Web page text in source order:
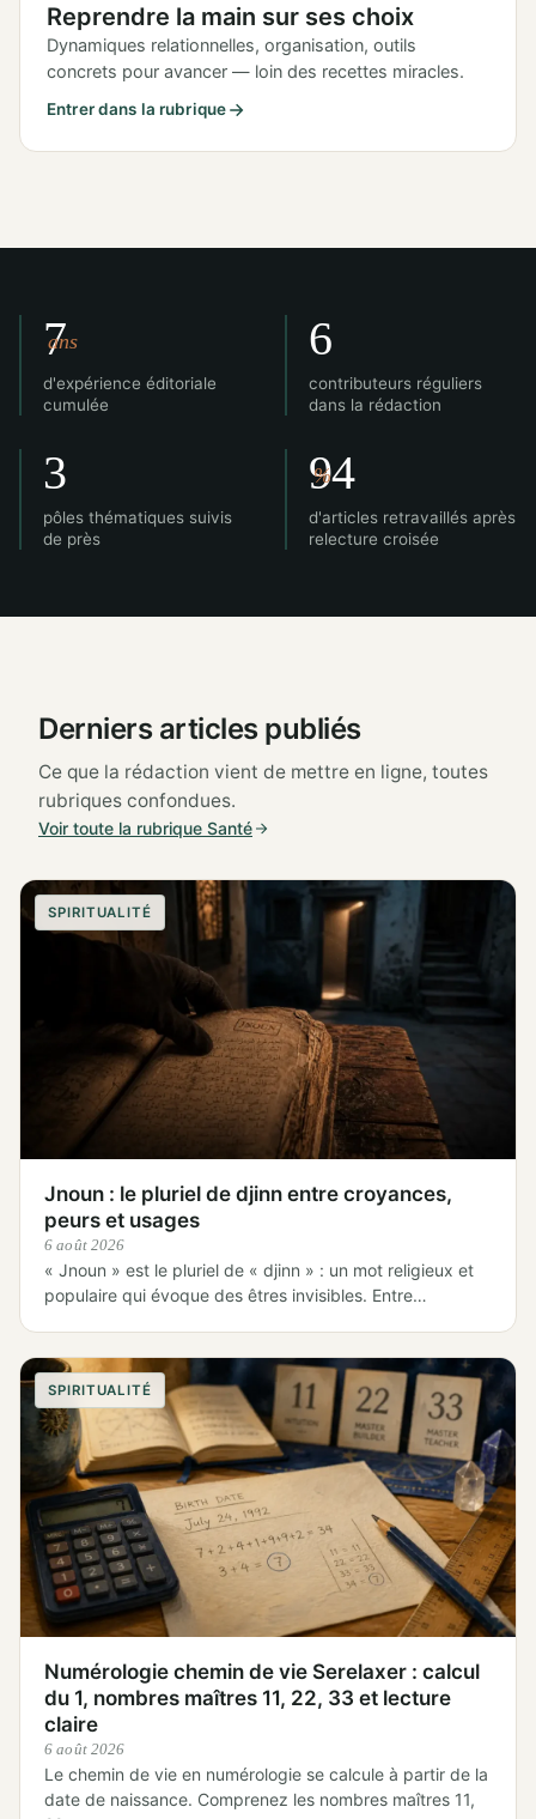
Reprendre la main sur ses choix
Dynamiques relationnelles, organisation, outils
concrets pour avancer — loin des recettes miracles.
Entrer dans la rubrique
7
ans
d'expérience éditoriale
cumulée
6
contributeurs réguliers
dans la rédaction
3
pôles thématiques suivis
de près
94
%
d'articles retravaillés après
relecture croisée
Derniers articles publiés
Ce que la rédaction vient de mettre en ligne, toutes
rubriques confondues.
Voir toute la rubrique Santé
SPIRITUALITÉ
Jnoun : le pluriel de djinn entre croyances,
peurs et usages
6 août 2026
« Jnoun » est le pluriel de « djinn » : un mot religieux et
populaire qui évoque des êtres invisibles. Entre…
SPIRITUALITÉ
Numérologie chemin de vie Serelaxer : calcul
du 1, nombres maîtres 11, 22, 33 et lecture
claire
6 août 2026
Le chemin de vie en numérologie se calcule à partir de la
date de naissance. Comprenez les nombres maîtres 11,